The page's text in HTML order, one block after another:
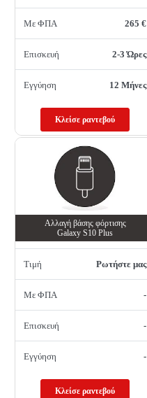
Με ΦΠΑ 265 €
Επισκευή 2-3 Ώρες
Εγγύηση 12 Μήνες
Κλείσε ραντεβού
Αλλαγή βάσης φόρτισης
Galaxy S10 Plus
Τιμή Ρωτήστε μας
Με ΦΠΑ -
Επισκευή -
Εγγύηση -
Κλείσε ραντεβού